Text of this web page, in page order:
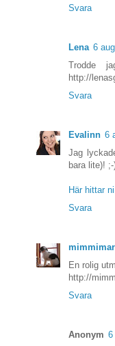
Svara
Lena 6
Trodde
http://
Svara
Evalinn 6
Jag
bara lite)! ;-
Här hittar
Svara
En rolig
http://
Svara
Anonym 6